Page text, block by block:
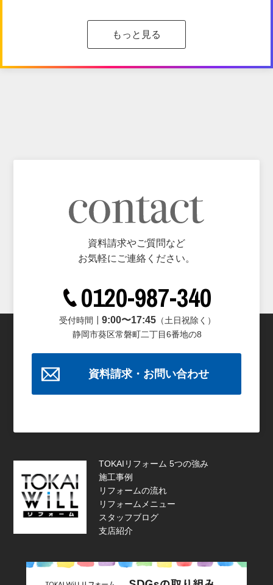
もっと見る
資料請求やご質問など
お気軽にご連絡ください。
0120-987-340
受付時間┃ 9:00〜17:45（土日祝除く）
静岡市葵区常磐町二丁目6番地の8
資料請求・お問い合わせ
TOKAIリフォーム 5つの強み
施工事例
リフォームの流れ
リフォームメニュー
スタッフブログ
支店紹介